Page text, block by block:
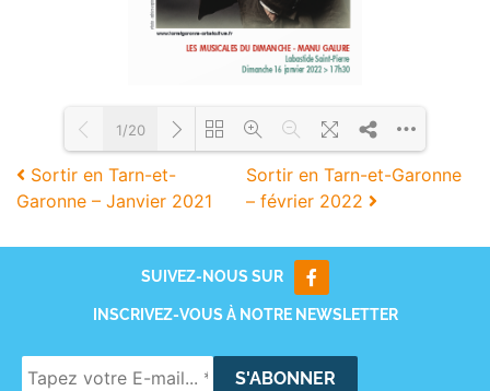
Loading PDF 54% ...
1/20
Sortir en Tarn-et-
Garonne – Janvier 2021
Sortir en Tarn-et-Garonne
– février 2022
SUIVEZ-NOUS SUR
INSCRIVEZ-VOUS À NOTRE NEWSLETTER